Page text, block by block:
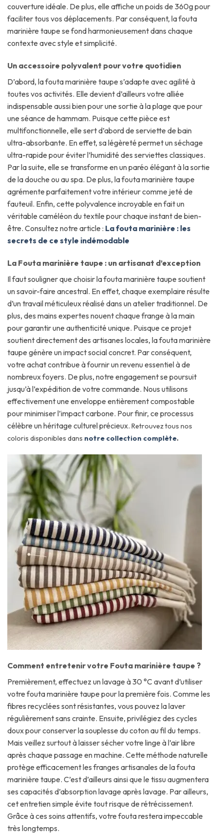
couverture idéale. De plus, elle affiche un poids de 360g pour
faciliter tous vos déplacements. Par conséquent, la fouta
marinière taupe se fond harmonieusement dans chaque
contexte avec style et simplicité.
Un accessoire polyvalent pour votre quotidien
D’abord, la fouta marinière taupe s’adapte avec agilité à
toutes vos activités. Elle devient d’ailleurs votre alliée
indispensable aussi bien pour une sortie à la plage que pour
une séance de hammam. Puisque cette pièce est
multifonctionnelle, elle sert d’abord de serviette de bain
ultra-absorbante. En effet, sa légèreté permet un séchage
ultra-rapide pour éviter l’humidité des serviettes classiques.
Par la suite, elle se transforme en un paréo élégant à la sortie
de la douche ou au spa. De plus, la fouta marinière taupe
agrémente parfaitement votre intérieur comme jeté de
fauteuil. Enfin, cette polyvalence incroyable en fait un
véritable caméléon du textile pour chaque instant de bien-
être. Consultez notre article : La fouta marinière : les
secrets de ce style indémodable
La Fouta marinière taupe : un artisanat d’exception
Il faut souligner que choisir la fouta marinière taupe soutient
un savoir-faire ancestral. En effet, chaque exemplaire résulte
d’un travail méticuleux réalisé dans un atelier traditionnel. De
plus, des mains expertes nouent chaque frange à la main
pour garantir une authenticité unique. Puisque ce projet
soutient directement des artisanes locales, la fouta marinière
taupe génère un impact social concret. Par conséquent,
votre achat contribue à fournir un revenu essentiel à de
nombreux foyers. De plus, notre engagement se poursuit
jusqu’à l’expédition de votre commande. Nous utilisons
effectivement une enveloppe entièrement compostable
pour minimiser l’impact carbone. Pour finir, ce processus
célèbre un héritage culturel précieux. Retrouvez tous nos
coloris disponibles dans notre collection complète.
Comment entretenir votre Fouta marinière taupe ?
Premièrement, effectuez un lavage à 30 °C avant d’utiliser
votre fouta marinière taupe pour la première fois. Comme les
fibres recyclées sont résistantes, vous pouvez la laver
régulièrement sans crainte. Ensuite, privilégiez des cycles
doux pour conserver la souplesse du coton au fil du temps.
Mais veillez surtout à laisser sécher votre linge à l’air libre
après chaque passage en machine. Cette méthode naturelle
protège efficacement les franges artisanales de la fouta
marinière taupe. C’est d’ailleurs ainsi que le tissu augmentera
ses capacités d’absorption lavage après lavage. Par ailleurs,
cet entretien simple évite tout risque de rétrécissement.
Grâce à ces soins attentifs, votre fouta restera impeccable
très longtemps.